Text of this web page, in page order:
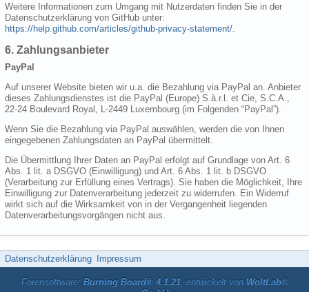
Weitere Informationen zum Umgang mit Nutzerdaten finden Sie in der
Datenschutzerklärung von GitHub unter:
https://help.github.com/articles/github-privacy-statement/
6. Zahlungsanbieter
PayPal
Auf unserer Website bieten wir u.a. die Bezahlung via PayPal an. Anbieter
dieses Zahlungsdienstes ist die PayPal (Europe) S.à.r.l. et Cie, S.C.A.,
22-24 Boulevard Royal, L-2449 Luxembourg (im Folgenden “PayPal”).
Wenn Sie die Bezahlung via PayPal auswählen, werden die von Ihnen
eingegebenen Zahlungsdaten an PayPal übermittelt.
Die Übermittlung Ihrer Daten an PayPal erfolgt auf Grundlage von Art. 6
Abs. 1 lit. a DSGVO (Einwilligung) und Art. 6 Abs. 1 lit. b DSGVO
(Verarbeitung zur Erfüllung eines Vertrags). Sie haben die Möglichkeit, Ihre
Einwilligung zur Datenverarbeitung jederzeit zu widerrufen. Ein Widerruf
wirkt sich auf die Wirksamkeit von in der Vergangenheit liegenden
Datenverarbeitungsvorgängen nicht aus.
Datenschutzerklärung Impressum
Forensoftware: Burning Board® 4.1.21, entwickelt von WoltLab®